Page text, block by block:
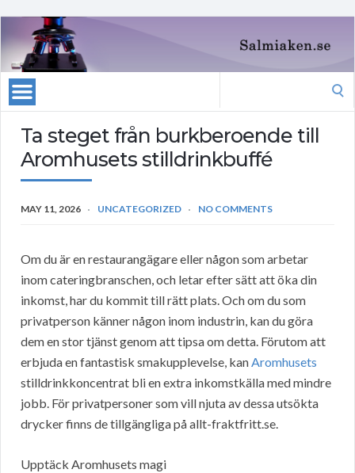
Ta steget från burkberoende till
Aromhusets stilldrinkbuffé
MAY 11, 2026 UNCATEGORIZED NO COMMENTS
Om du är en restaurangägare eller någon som arbetar
inom cateringbranschen, och letar efter sätt att öka din
inkomst, har du kommit till rätt plats. Och om du som
privatperson känner någon inom industrin, kan du göra
dem en stor tjänst genom att tipsa om detta. Förutom att
erbjuda en fantastisk smakupplevelse, kanAromhusets
stilldrinkkoncentrat bli en extra inkomstkälla med mindre
jobb. För privatpersoner som vill njuta av dessa utsökta
drycker finns de tillgängliga på allt-fraktfritt.se.
Upptäck Aromhusets magi